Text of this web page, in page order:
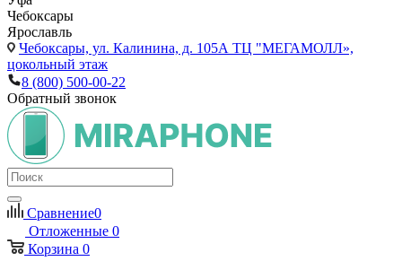
Чебоксары
Ярославль
Чебоксары, ул. Калинина, д. 105А ТЦ "МЕГАМОЛЛ»,
цокольный этаж
8 (800) 500-00-22
Обратный звонок
Сравнение0
Отложенные 0
Корзина 0